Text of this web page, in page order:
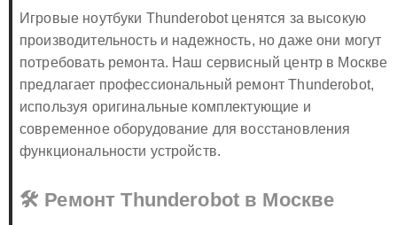
Игровые ноутбуки Thunderobot ценятся за высокую
производительность и надежность, но даже они могут
потребовать ремонта. Наш сервисный центр в Москве
предлагает профессиональный ремонт Thunderobot,
используя оригинальные комплектующие и
современное оборудование для восстановления
функциональности устройств.
🛠️ Ремонт Thunderobot в Москве